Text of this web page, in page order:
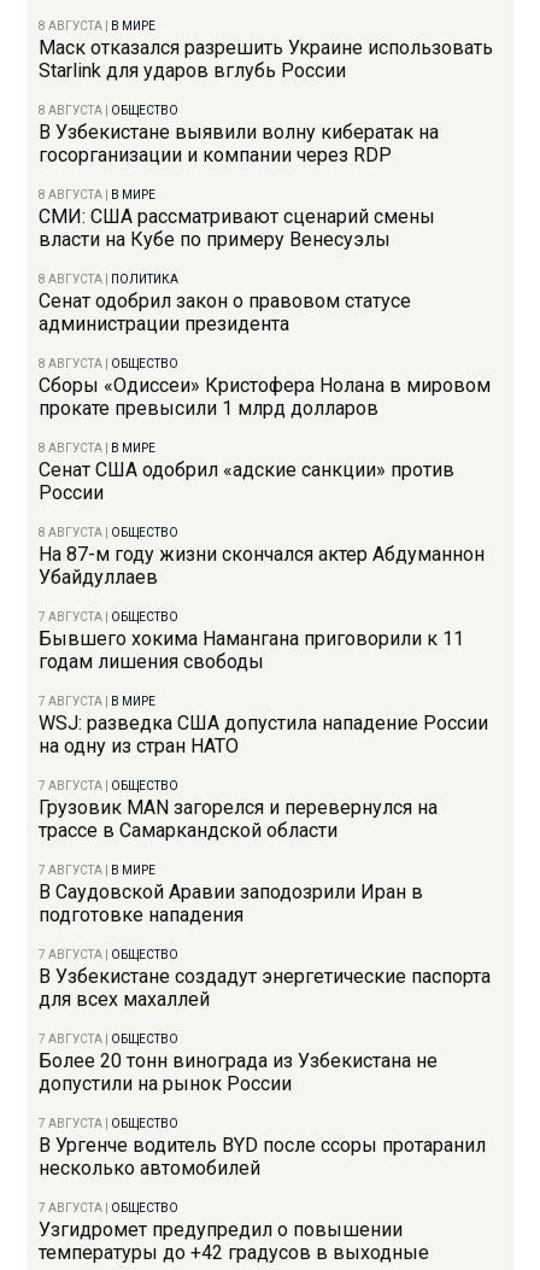
8 АВГУСТА В МИРЕ
Маск отказался разрешить Украине использовать
Starlink для ударов вглубь России
8 АВГУСТА ОБЩЕСТВО
В Узбекистане выявили волну кибератак на
госорганизации и компании через RDP
8 АВГУСТА В МИРЕ
СМИ: США рассматривают сценарий смены
власти на Кубе по примеру Венесуэлы
8 АВГУСТА ПОЛИТИКА
Сенат одобрил закон о правовом статусе
администрации президента
8 АВГУСТА ОБЩЕСТВО
Сборы «Одиссеи» Кристофера Нолана в мировом
прокате превысили 1 млрд долларов
8 АВГУСТА В МИРЕ
Сенат США одобрил «адские санкции» против
России
8 АВГУСТА ОБЩЕСТВО
На 87-м году жизни скончался актер Абдуманнон
Убайдуллаев
7 АВГУСТА ОБЩЕСТВО
Бывшего хокима Намангана приговорили к 11
годам лишения свободы
7 АВГУСТА В МИРЕ
WSJ: разведка США допустила нападение России
на одну из стран НАТО
7 АВГУСТА ОБЩЕСТВО
Грузовик MAN загорелся и перевернулся на
трассе в Самаркандской области
7 АВГУСТА В МИРЕ
В Саудовской Аравии заподозрили Иран в
подготовке нападения
7 АВГУСТА ОБЩЕСТВО
В Узбекистане создадут энергетические паспорта
для всех махаллей
7 АВГУСТА ОБЩЕСТВО
Более 20 тонн винограда из Узбекистана не
допустили на рынок России
7 АВГУСТА ОБЩЕСТВО
В Ургенче водитель BYD после ссоры протаранил
несколько автомобилей
7 АВГУСТА ОБЩЕСТВО
Узгидромет предупредил о повышении
температуры до +42 градусов в выходные